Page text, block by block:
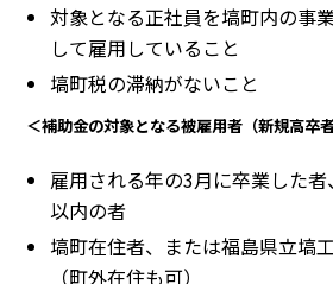
対象となる正社員を塙町内の事
して雇用していること
塙町税の滞納がないこと
＜補助金の対象となる被雇用者（新規高卒
雇用される年の3月に卒業した
以内の者
塙町在住者、または福島県立塙
（町外在住も可）